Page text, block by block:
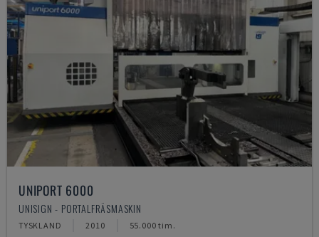
UNIPORT 6000
UNISIGN - PORTALFRÄSMASKIN
TYSKLAND 2010 55.000 tim.